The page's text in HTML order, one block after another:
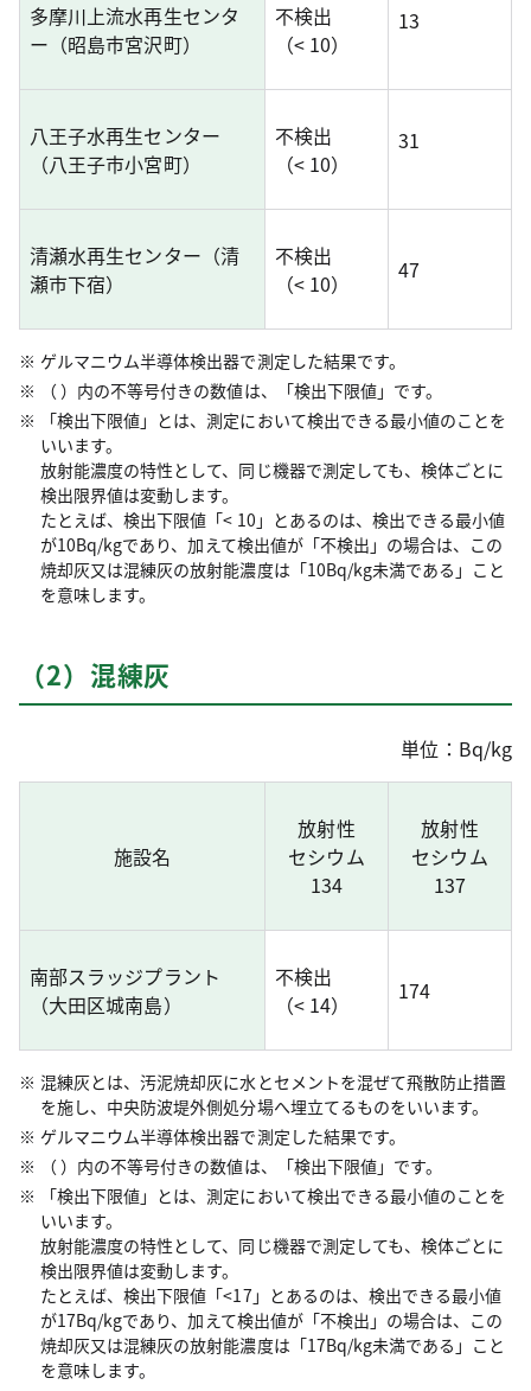
多摩川上流水再生センタ
ー（昭島市宮沢町）
不検出
（< 10）
13
八王子水再生センター
（八王子市小宮町）
不検出
（< 10）
31
清瀬水再生センター（清
瀬市下宿）
不検出
（< 10）
47
ゲルマニウム半導体検出器で測定した結果です。
（ ）内の不等号付きの数値は、「検出下限値」です。
「検出下限値」とは、測定において検出できる最小値のことを
いいます。
放射能濃度の特性として、同じ機器で測定しても、検体ごとに
検出限界値は変動します。
たとえば、検出下限値「< 10」とあるのは、検出できる最小値
が10Bq/kgであり、加えて検出値が「不検出」の場合は、この
焼却灰又は混練灰の放射能濃度は「10Bq/kg未満である」こと
を意味します。
（2）混練灰
単位：Bq/kg
施設名
放射性
セシウム
134
放射性
セシウム
137
南部スラッジプラント
（大田区城南島）
不検出
（< 14）
174
混練灰とは、汚泥焼却灰に水とセメントを混ぜて飛散防止措置
を施し、中央防波堤外側処分場へ埋立てるものをいいます。
ゲルマニウム半導体検出器で測定した結果です。
（ ）内の不等号付きの数値は、「検出下限値」です。
「検出下限値」とは、測定において検出できる最小値のことを
いいます。
放射能濃度の特性として、同じ機器で測定しても、検体ごとに
検出限界値は変動します。
たとえば、検出下限値「<17」とあるのは、検出できる最小値
が17Bq/kgであり、加えて検出値が「不検出」の場合は、この
焼却灰又は混練灰の放射能濃度は「17Bq/kg未満である」こと
を意味します。